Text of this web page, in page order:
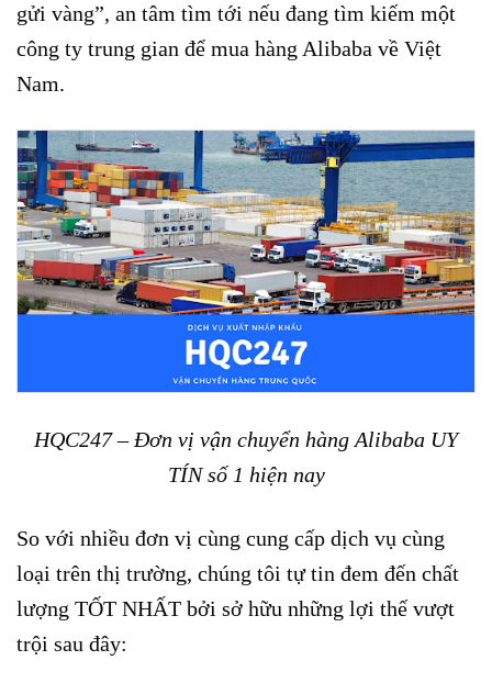
gửi vàng”, an tâm tìm tới nếu đang tìm kiếm một
công ty trung gian để mua hàng Alibaba về Việt
Nam.
HQC247 – Đơn vị vận chuyển hàng Alibaba UY
TÍN số 1 hiện nay
So với nhiều đơn vị cùng cung cấp dịch vụ cùng
loại trên thị trường, chúng tôi tự tin đem đến chất
lượng TỐT NHẤT bởi sở hữu những lợi thế vượt
trội sau đây: